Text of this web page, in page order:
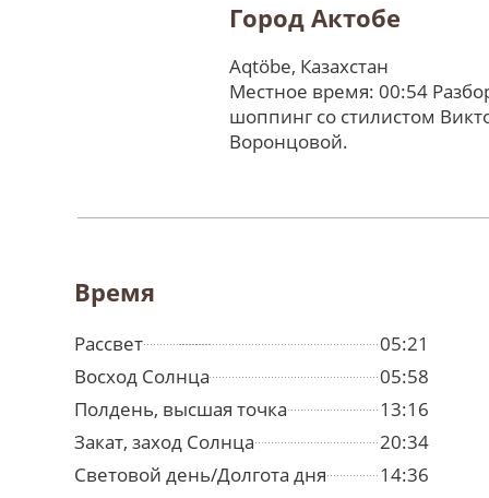
Город Актобе
Aqtöbe, Казахстан
Местное время: 00:54
шоппинг со стилистом
Воронцовой.
Время
Рассвет
05:21
Восход Солнца
05:58
Полдень, высшая точка
13:16
Закат, заход Солнца
20:34
Световой день/Долгота дня
14:36